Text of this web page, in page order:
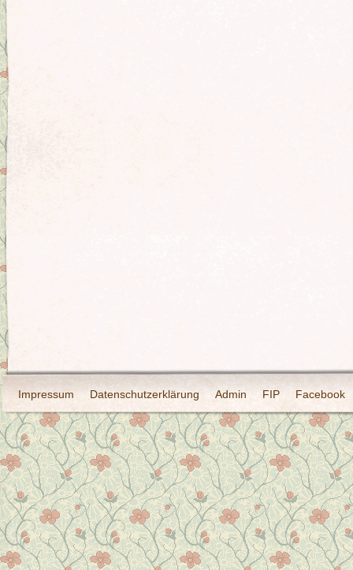
Impressum Datenschutzerklärung Admin FIP Facebook